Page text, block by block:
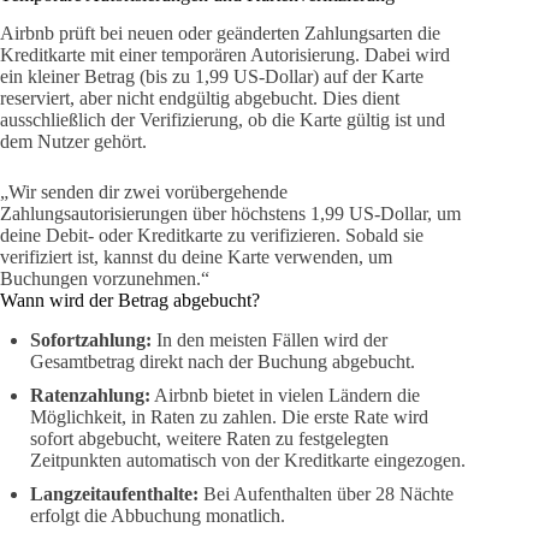
Airbnb prüft bei neuen oder geänderten Zahlungsarten die
Kreditkarte mit einer temporären Autorisierung. Dabei wird
ein kleiner Betrag (bis zu 1,99 US-Dollar) auf der Karte
reserviert, aber nicht endgültig abgebucht. Dies dient
ausschließlich der Verifizierung, ob die Karte gültig ist und
dem Nutzer gehört.
„Wir senden dir zwei vorübergehende
Zahlungsautorisierungen über höchstens 1,99 US-Dollar, um
deine Debit- oder Kreditkarte zu verifizieren. Sobald sie
verifiziert ist, kannst du deine Karte verwenden, um
Buchungen vorzunehmen.“
Wann wird der Betrag abgebucht?
Sofortzahlung: In den meisten Fällen wird der
Gesamtbetrag direkt nach der Buchung abgebucht.
Ratenzahlung: Airbnb bietet in vielen Ländern die
Möglichkeit, in Raten zu zahlen. Die erste Rate wird
sofort abgebucht, weitere Raten zu festgelegten
Zeitpunkten automatisch von der Kreditkarte eingezogen.
Langzeitaufenthalte: Bei Aufenthalten über 28 Nächte
erfolgt die Abbuchung monatlich.